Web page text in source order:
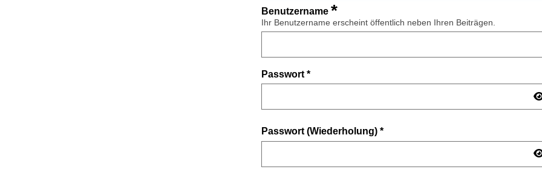
Benutzername *
Ihr Benutzername erscheint öffentlich neben Ihren Beiträgen.
Passwort *
Passwort (Wiederholung) *